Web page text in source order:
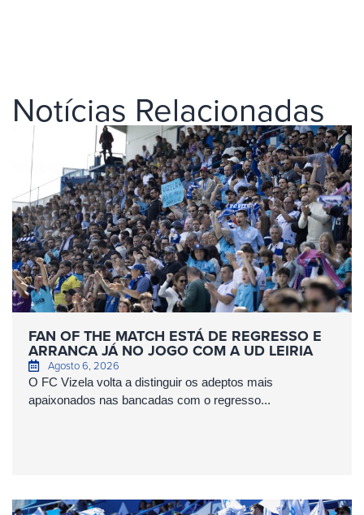
Notícias Relacionadas
FAN OF THE MATCH ESTÁ DE REGRESSO E
ARRANCA JÁ NO JOGO COM A UD LEIRIA
Agosto 6, 2026
O FC Vizela volta a distinguir os adeptos mais
apaixonados nas bancadas com o regresso...